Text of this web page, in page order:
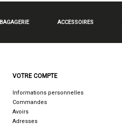
BAGAGERIE ACCESSOIRES
VOTRE COMPTE
Informations personnelles
Commandes
Avoirs
Adresses